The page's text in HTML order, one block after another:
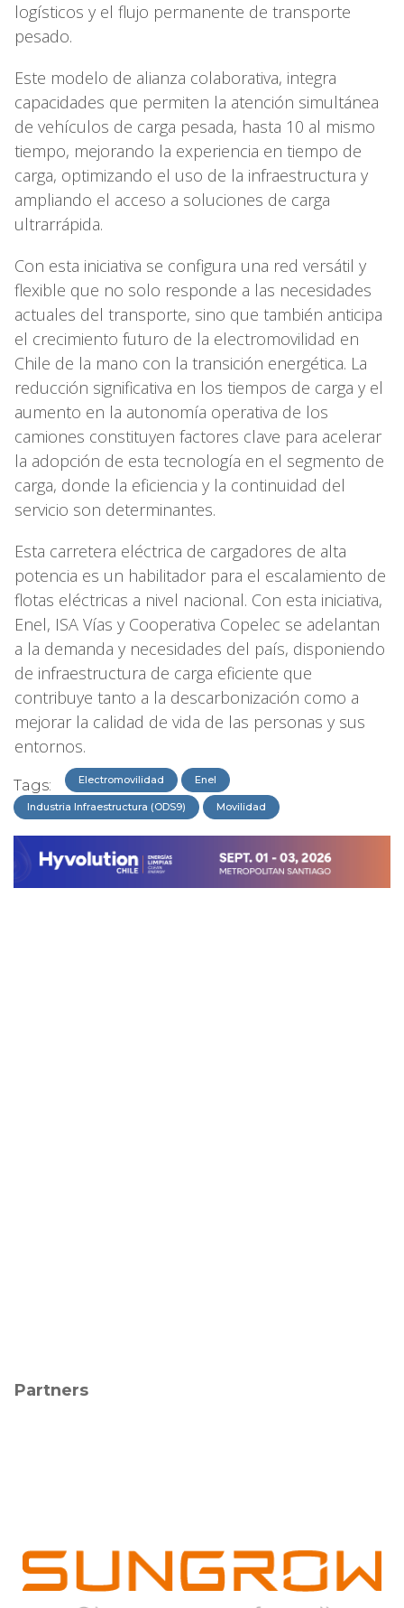
logísticos y el flujo permanente de transporte
pesado.
Este modelo de alianza colaborativa, integra
capacidades que permiten la atención simultánea
de vehículos de carga pesada, hasta 10 al mismo
tiempo, mejorando la experiencia en tiempo de
carga, optimizando el uso de la infraestructura y
ampliando el acceso a soluciones de carga
ultrarrápida.
Con esta iniciativa se configura una red versátil y
flexible que no solo responde a las necesidades
actuales del transporte, sino que también anticipa
el crecimiento futuro de la electromovilidad en
Chile de la mano con la transición energética. La
reducción significativa en los tiempos de carga y el
aumento en la autonomía operativa de los
camiones constituyen factores clave para acelerar
la adopción de esta tecnología en el segmento de
carga, donde la eficiencia y la continuidad del
servicio son determinantes.
Esta carretera eléctrica de cargadores de alta
potencia es un habilitador para el escalamiento de
flotas eléctricas a nivel nacional. Con esta iniciativa,
Enel, ISA Vías y Cooperativa Copelec se adelantan
a la demanda y necesidades del país, disponiendo
de infraestructura de carga eficiente que
contribuye tanto a la descarbonización como a
mejorar la calidad de vida de las personas y sus
entornos.
Tags: Electromovilidad Enel
Industria Infraestructura (ODS9) Movilidad
Partners